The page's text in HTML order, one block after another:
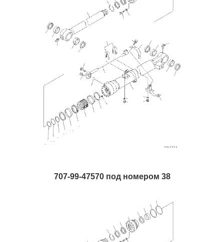
707-99-47570 под номером 38